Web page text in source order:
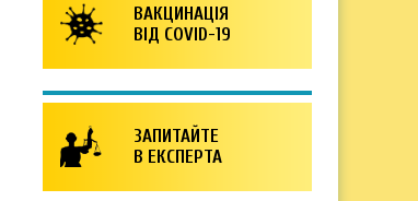
ВАКЦИНАЦІЯ
ВІД COVID-19
ЗАПИТАЙТЕ
В ЕКСПЕРТА